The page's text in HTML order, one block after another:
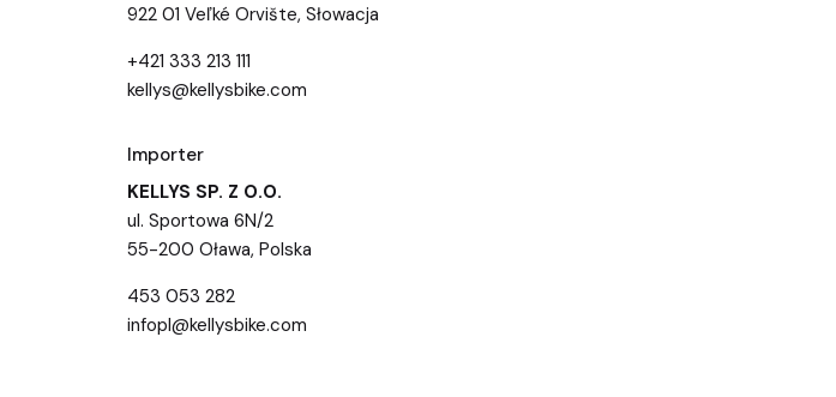
922 01 Veľké Orvište, Słowacja
+421 333 213 111
kellys@kellysbike.com
Importer
KELLYS SP. Z O.O.
ul. Sportowa 6N/2
55-200 Oława, Polska
453 053 282
infopl@kellysbike.com